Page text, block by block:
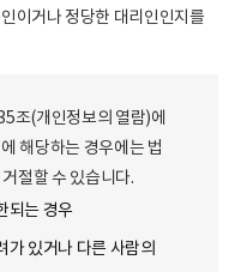
이거나 정당한 대리인인지를
조(개인정보의 열람)에
해당하는 경우에는 법
절할 수 있습니다.
되는 경우
있거나 다른 사람의